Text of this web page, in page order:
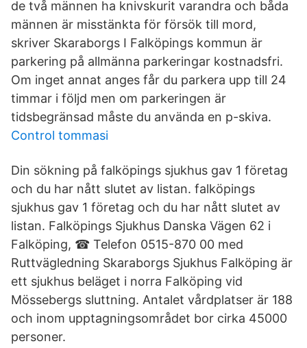
de två männen ha knivskurit varandra och båda
männen är misstänkta för försök till mord,
skriver Skaraborgs I Falköpings kommun är
parkering på allmänna parkeringar kostnadsfri.
Om inget annat anges får du parkera upp till 24
timmar i följd men om parkeringen är
tidsbegränsad måste du använda en p-skiva.
Control tommasi
Din sökning på falköpings sjukhus gav 1 företag
och du har nått slutet av listan. falköpings
sjukhus gav 1 företag och du har nått slutet av
listan. Falköpings Sjukhus Danska Vägen 62 i
Falköping, ☎ Telefon 0515-870 00 med
Ruttvägledning Skaraborgs Sjukhus Falköping är
ett sjukhus beläget i norra Falköping vid
Mössebergs sluttning. Antalet vårdplatser är 188
och inom upptagningsområdet bor cirka 45000
personer.